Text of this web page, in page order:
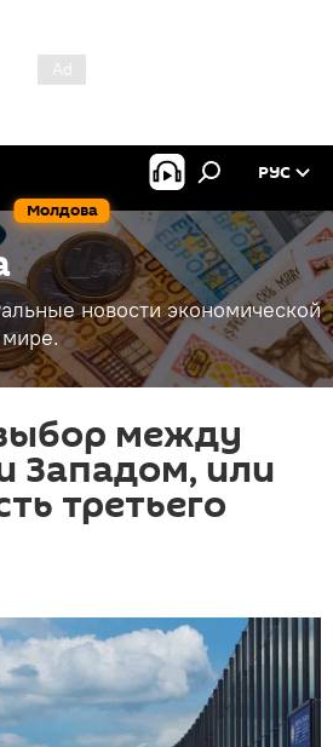
Молдова
РУС
новости экономической
между
Западом, или
третьего